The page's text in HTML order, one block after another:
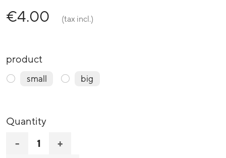
€4.00
(tax incl.)
product
small big
Quantity
- +